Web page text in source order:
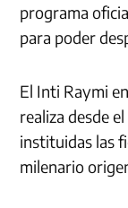
programa
para poder
El Inti Raymi
realiza desde
instituidas las
milenario